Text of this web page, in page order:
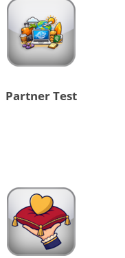
Partner Test